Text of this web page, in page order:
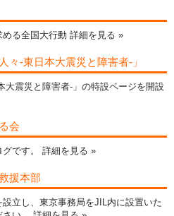
める全国大行動 詳細を見る »
々-東日本大震災と障害者-」
大震災と障害者-」の特設ページを開設
会
です。 詳細を見る »
援本部
立し、東京事務局をJIL内に設置いた